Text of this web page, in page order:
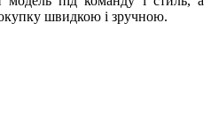
швидкою і зручною.